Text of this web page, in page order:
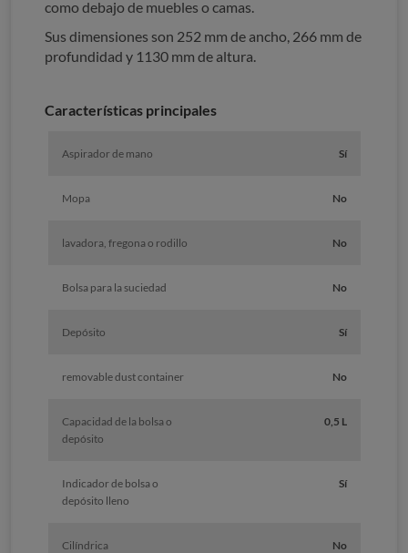
como debajo de muebles o camas.
Sus dimensiones son 252 mm de ancho, 266 mm de
profundidad y 1130 mm de altura.
Características principales
Aspirador de mano Sí
Mopa No
lavadora, fregona o rodillo No
Bolsa para la suciedad No
Depósito Sí
removable dust container No
Capacidad de la bolsa o
depósito
0,5 L
Indicador de bolsa o
depósito lleno
Sí
Cilíndrica No